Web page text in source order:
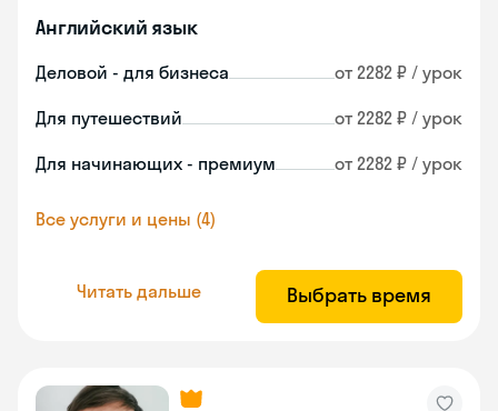
Английский язык
Деловой - для бизнеса от 2282 ₽ / урок
Для путешествий от 2282 ₽ / урок
Для начинающих - премиум от 2282 ₽ / урок
Все услуги и цены (4)
Читать дальше Выбрать время